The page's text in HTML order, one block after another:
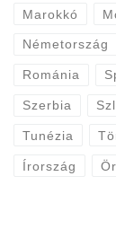
Marokkó
Németország
Románia
Szerbia
Tunézia
Írország